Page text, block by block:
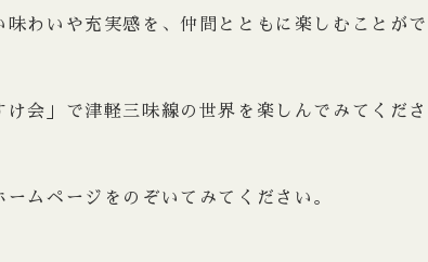
わいや充実感を、仲間とともに楽しむことがで
会」で津軽三味線の世界を楽しんでみてくださ
ムページをのぞいてみてください。